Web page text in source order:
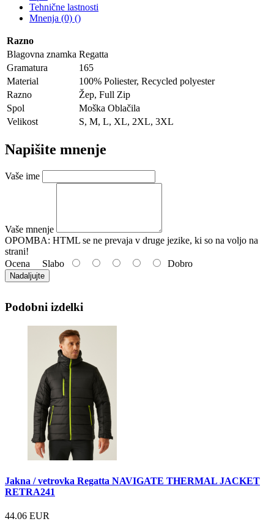
Tehnične lastnosti
Mnenja (0) ()
Razno
Blagovna znamka Regatta
Gramatura
165
Material
100% Poliester, Recycled polyester
Razno
Žep, Full Zip
Spol
Moška Oblačila
Velikost
S, M, L, XL, 2XL, 3XL
Napišite mnenje
Vaše ime
Vaše mnenje
OPOMBA: HTML se ne prevaja v druge jezike, ki so na voljo na
strani!
Ocena Slabo Dobro
Nadaljujte
Podobni izdelki
Jakna / vetrovka Regatta NAVIGATE THERMAL JACKET
RETRA241
44.06 EUR